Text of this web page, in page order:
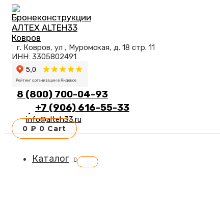
Перейти
содержимому
г. Ковров, ул , Муромская, д. 18 стр. 11
ИНН: 3305802491
8 (800) 700-04-93
+7 (906) 616-55-33
info@alteh33.ru
0 ₽ 0 Cart
Каталог
Переключатель